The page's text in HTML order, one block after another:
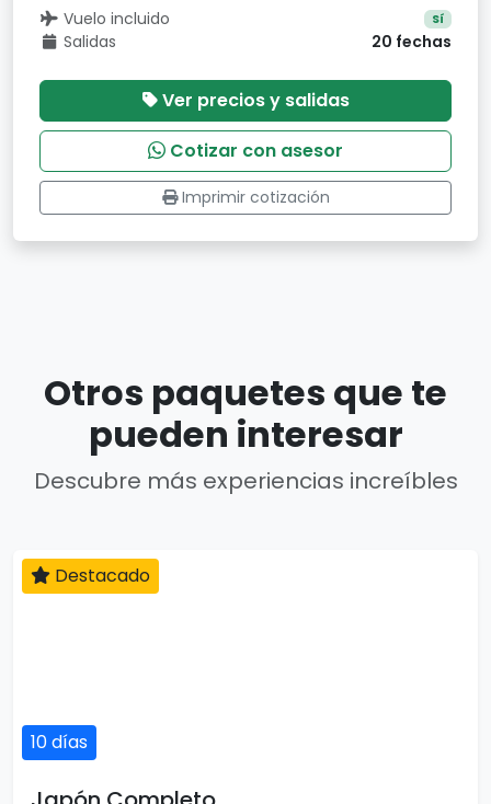
Vuelo incluido Sí
Salidas 20 fechas
Ver precios y salidas
Cotizar con asesor
Imprimir cotización
Otros paquetes que te
pueden interesar
Descubre más experiencias increíbles
10 días
Destacado